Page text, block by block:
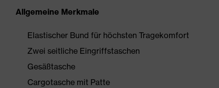
Allgemeine Merkmale
Elastischer Bund für höchsten Tragekomfort
Zwei seitliche Eingriffstaschen
Gesäßtasche
Cargotasche mit Patte